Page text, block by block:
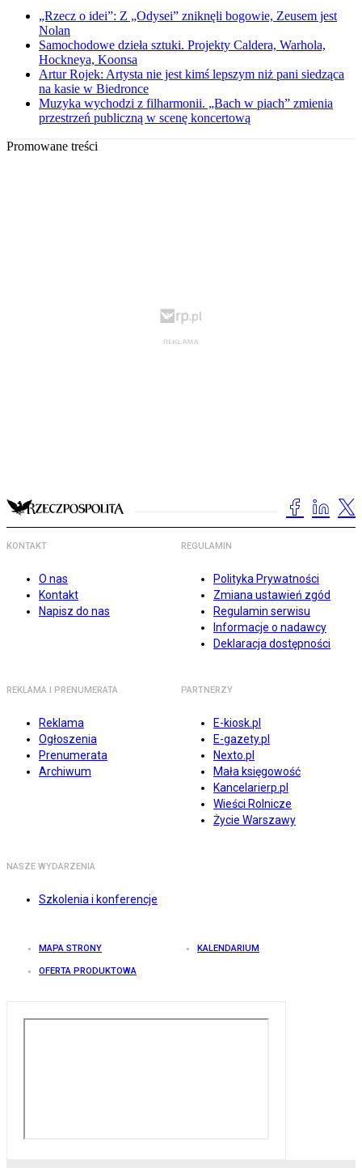
„Rzecz o idei”: Z „Odysei” zniknęli bogowie, Zeusem jest
Nolan
Samochodowe dzieła sztuki. Projekty Caldera, Warhola,
Hockneya, Koonsa
Artur Rojek: Artysta nie jest kimś lepszym niż pani siedząca
na kasie w Biedronce
Muzyka wychodzi z filharmonii. „Bach w piach” zmienia
przestrzeń publiczną w scenę koncertową
Promowane treści
KONTAKT
O nas
Kontakt
Napisz do nas
REGULAMIN
Polityka Prywatności
Zmiana ustawień zgód
Regulamin serwisu
Informacje o nadawcy
Deklaracja dostępności
REKLAMA I PRENUMERATA
Reklama
Ogłoszenia
Prenumerata
Archiwum
PARTNERZY
E-kiosk.pl
E-gazety.pl
Nexto.pl
Mała księgowość
Kancelarierp.pl
Wieści Rolnicze
Życie Warszawy
NASZE WYDARZENIA
Szkolenia i konferencje
MAPA STRONY KALENDARIUM
OFERTA PRODUKTOWA